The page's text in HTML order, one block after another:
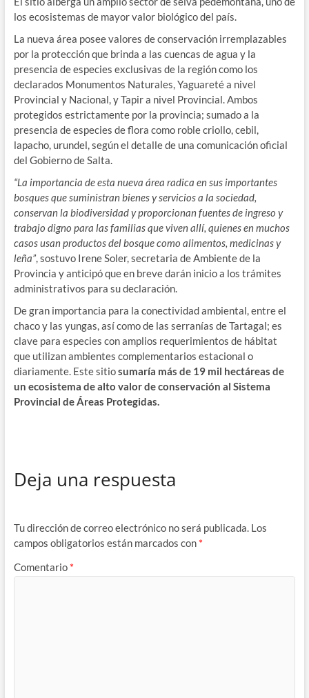
los ecosistemas de mayor valor biológico del país.
La nueva área posee valores de conservación irremplazables
por la protección que brinda a las cuencas de agua y la
presencia de especies exclusivas de la región como los
declarados Monumentos Naturales, Yaguareté a nivel
Provincial y Nacional, y Tapir a nivel Provincial. Ambos
protegidos estrictamente por la provincia; sumado a la
presencia de especies de flora como roble criollo, cebil,
lapacho, urundel, según el detalle de una comunicación oficial
del Gobierno de Salta.
“La importancia de esta nueva área radica en sus importantes
bosques que suministran bienes y servicios a la sociedad,
conservan la biodiversidad y proporcionan fuentes de ingreso y
trabajo digno para las familias que viven allí, quienes en muchos
casos usan productos del bosque como alimentos, medicinas y
leña”, sostuvo Irene Soler, secretaria de Ambiente de la
Provincia y anticipó que en breve darán inicio a los trámites
administrativos para su declaración.
De gran importancia para la conectividad ambiental, entre el
chaco y las yungas, así como de las serranías de Tartagal; es
clave para especies con amplios requerimientos de hábitat
que utilizan ambientes complementarios estacional o
diariamente. Este sitiosumaría más de 19 mil hectáreas de
un ecosistema de alto valor de conservación al Sistema
Provincial de Áreas Protegidas.
Deja una respuesta
Tu dirección de correo electrónico no será publicada. Los
campos obligatorios están marcados con *
Comentario *